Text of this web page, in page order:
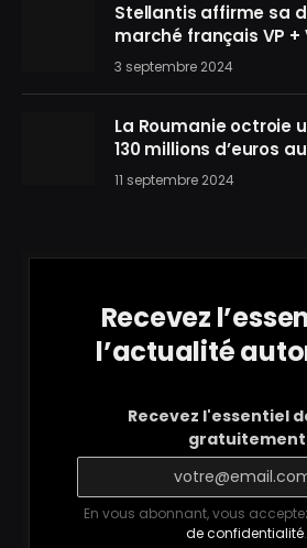
Stellantis affirme sa
marché français VP +
3 septembre 2024
La Roumanie octroie
130 millions d’euros
11 septembre 2024
Recevez
l’actualité
Recevez l'essentiel
gratuitement
En vous abonnant, vous
de confidentialité.